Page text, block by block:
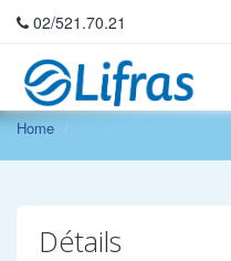
02/521.70.21
Home
Détails